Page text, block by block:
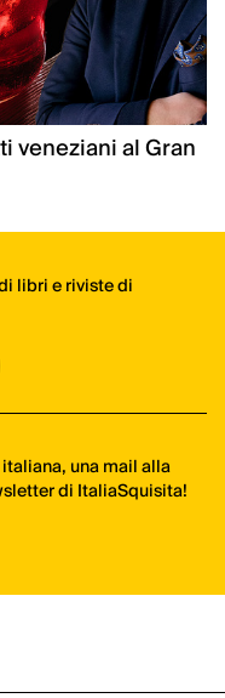
veneziani al Gran
libri e riviste di
una mail alla
di ItaliaSquisita!